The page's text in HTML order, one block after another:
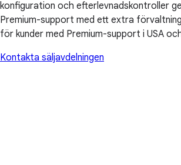
konfiguration och efterlevnadskontroller
Premium-support med ett extra
för kunder med Premium-support i USA
Kontakta säljavdelningen